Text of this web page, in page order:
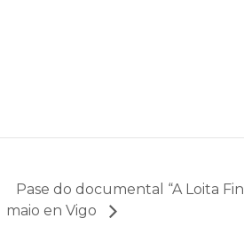
Pase do documental “A Loita
maio en Vigo